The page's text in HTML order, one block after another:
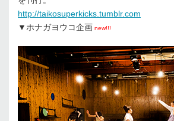
http://taikosuperkicks.tumblr.com
▼ホナガヨウコ企画 new!!!